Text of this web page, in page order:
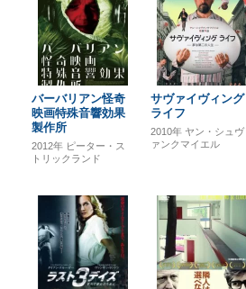
バーバリアン怪奇
映画特殊音響効果
製作所
2012年 ピーター・ス
トリックランド
サヴァイヴィング
ライフ
2010年ヤン・シュヴ
ァンクマイエル